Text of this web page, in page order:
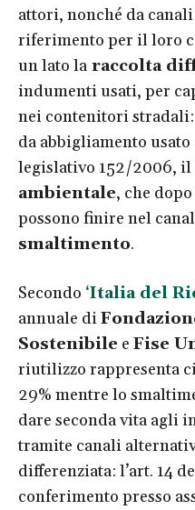
attori, nonché da
riferimento per il loro
un lato la raccolta
indumenti usati, per
nei contenitori
da abbigliamento
legislativo 152/2006, il
ambientale, che
possono finire nel
smaltimento.
Secondo ‘Italia del
annuale di
Sostenibile e Fise
riutilizzo rappresenta
29% mentre lo
dare seconda vita agli
tramite canali
differenziata: l’art. 14
conferimento presso